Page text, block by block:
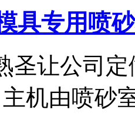
具专用喷
圣让公司
机由喷砂